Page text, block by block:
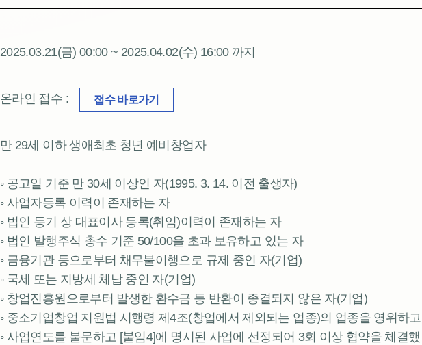
2025.03.21(금) 00:00 ~ 2025.04.02(수) 16:00 까지
온라인 접수 :
접수 바로가기
만 29세 이하 생애최초 청년 예비창업자
◦ 공고일 기준 만 30세 이상인 자(1995. 3. 14. 이전 출생자)
◦ 사업자등록 이력이 존재하는 자
◦ 법인 등기 상 대표이사 등록(취임)이력이 존재하는 자
◦ 법인 발행주식 총수 기준 50/100을 초과 보유하고 있는 자
◦ 금융기관 등으로부터 채무불이행으로 규제 중인 자(기업)
◦ 국세 또는 지방세 체납 중인 자(기업)
◦ 창업진흥원으로부터 발생한 환수금 등 반환이 종결되지 않은 자(기업)
◦ 중소기업창업 지원법 시행령 제4조(창업에서 제외되는 업종)의 업종을 영위하
◦ 사업연도를 불문하고 [붙임4]에 명시된 사업에 선정되어 3회 이상 협약을 체결